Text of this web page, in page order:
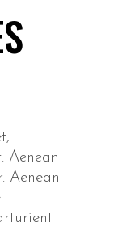
Aenean
Aenean